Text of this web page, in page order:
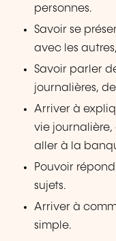
personnes.
Savoir se
avec les
Savoir parler
journalières,
Arriver à
vie
aller à la
Pouvoir
sujets.
Arriver à
simple.